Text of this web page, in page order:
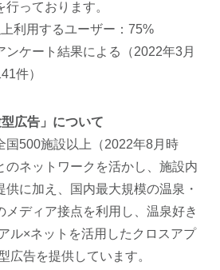
っております。
利用するユーザー：75%
ンケート結果による（2022年3月
件）
広告」について
国500施設以上（2022年8月時
のネットワークを活かし、施設内
に加え、国内最大規模の温泉・
メディア接点を利用し、温泉好き
ル×ネットを活用したクロスアプ
広告を提供しています。